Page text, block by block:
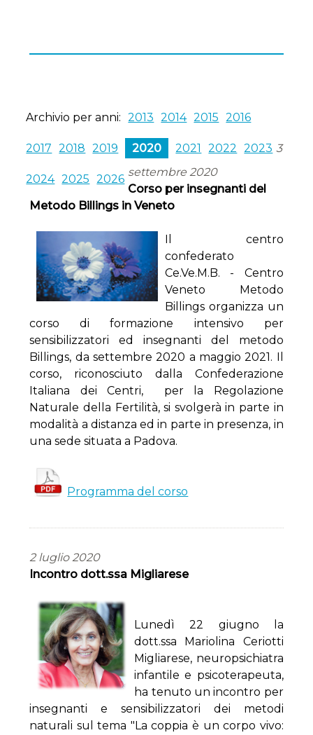
Archivio per anni: 2013 2014 2015 2016
2017 2018 2019 2020 2021 2022 2023
2024 2025 2026
3
settembre 2020
Corso per insegnanti del
Metodo Billings in Veneto
Il centro
confederato
Ce.Ve.M.B. - Centro
Veneto Metodo
Billings organizza un
corso di formazione intensivo per
sensibilizzatori ed insegnanti del metodo
Billings, da settembre 2020 a maggio 2021. Il
corso, riconosciuto dalla Confederazione
Italiana dei Centri, per la Regolazione
Naturale della Fertilità, si svolgerà in parte in
modalità a distanza ed in parte in presenza, in
una sede situata a Padova.
Programma del corso
2 luglio 2020
Incontro dott.ssa Migliarese
Lunedì 22 giugno la
dott.ssa Mariolina Ceriotti
Migliarese, neuropsichiatra
infantile e psicoterapeuta,
ha tenuto un incontro per
insegnanti e sensibilizzatori dei metodi
naturali sul tema "La coppia è un corpo vivo: